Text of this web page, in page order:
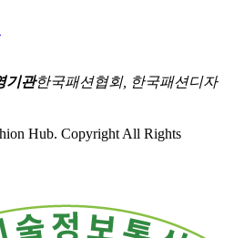
기관한국패션협회, 한국패션디자
Hub. Copyright All Rights